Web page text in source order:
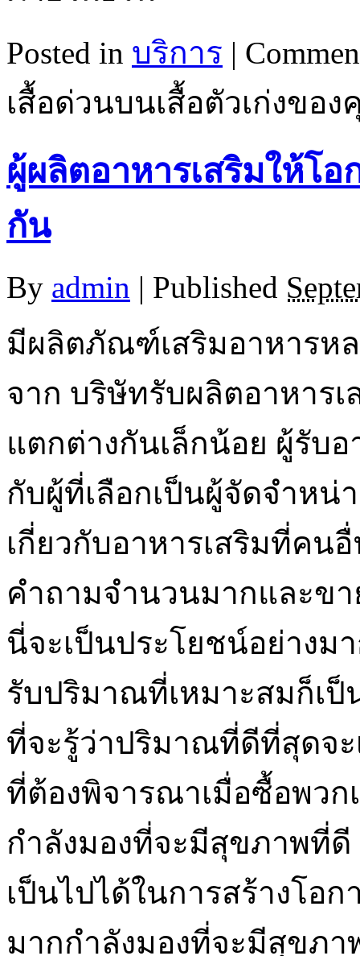
Posted in บริการ |
เสื้อด่วนบนเสื้อตัวเก่งขอ
ผู้ผลิตอาหารเสริมให้โ
กัน
By admin | Published
มีผลิตภัณฑ์เสริมอาหารห
จาก บริษัทรับผลิตอาหาร
แตกต่างกันเล็กน้อย ผู้รับอ
กับผู้ที่เลือกเป็นผู้จัดจำหน่
เกี่ยวกับอาหารเสริมที่คน
คำถามจำนวนมากและข
นี่จะเป็นประโยชน์อย่าง
รับปริมาณที่เหมาะสมก็เ
ที่จะรู้ว่าปริมาณที่ดีที่สุดจ
ที่ต้องพิจารณาเมื่อซื้อพว
กำลังมองที่จะมีสุขภาพที่
เป็นไปได้ในการสร้างโอ
มากกำลังมองที่จะมีสุขภา